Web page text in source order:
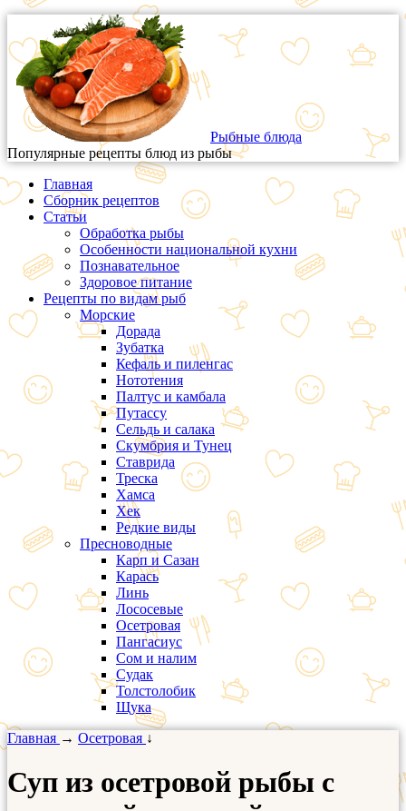
Рыбные блюда
Популярные рецепты блюд из рыбы
Главная
Сборник рецептов
Статьи
Обработка рыбы
Особенности национальной кухни
Познавательное
Здоровое питание
Рецепты по видам рыб
Морские
Дорада
Зубатка
Кефаль и пиленгас
Нототения
Палтус и камбала
Путассу
Сельдь и салака
Скумбрия и Тунец
Ставрида
Треска
Хамса
Хек
Редкие виды
Пресноводные
Карп и Сазан
Карась
Линь
Лососевые
Осетровая
Пангасиус
Сом и налим
Судак
Толстолобик
Щука
Главная → Осетровая ↓
Суп из осетровой рыбы с